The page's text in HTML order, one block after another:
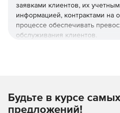
заявками клиентов, их
информацией, контрактами на
процессе обеспечивать
обслуживания клиентов.
получает единое
клиентами независимо от
Будьте в курсе
предложений!